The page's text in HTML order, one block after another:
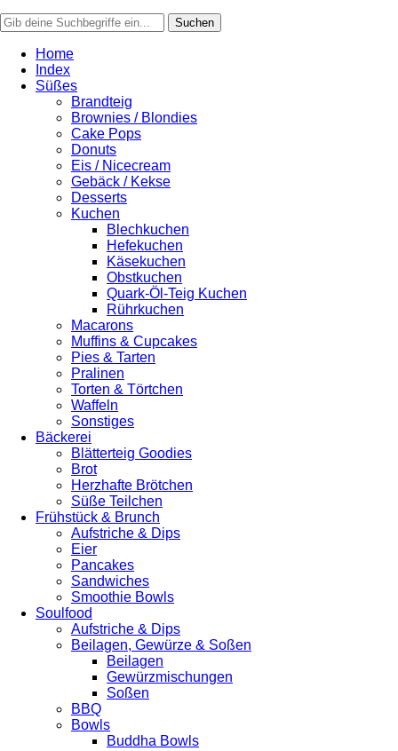
Home
Index
Süßes
Brandteig
Brownies / Blondies
Cake Pops
Donuts
Eis / Nicecream
Gebäck / Kekse
Desserts
Kuchen
Blechkuchen
Hefekuchen
Käsekuchen
Obstkuchen
Quark-Öl-Teig Kuchen
Rührkuchen
Macarons
Muffins & Cupcakes
Pies & Tarten
Pralinen
Torten & Törtchen
Waffeln
Sonstiges
Bäckerei
Blätterteig Goodies
Brot
Herzhafte Brötchen
Süße Teilchen
Frühstück & Brunch
Aufstriche & Dips
Eier
Pancakes
Sandwiches
Smoothie Bowls
Soulfood
Aufstriche & Dips
Beilagen, Gewürze & Soßen
Beilagen
Gewürzmischungen
Soßen
BBQ
Bowls
Buddha Bowls